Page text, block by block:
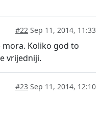
#22 Sep 11, 2014, 11:33
mora. Koliko god to
vrijedniji.
#23 Sep 11, 2014, 12:10